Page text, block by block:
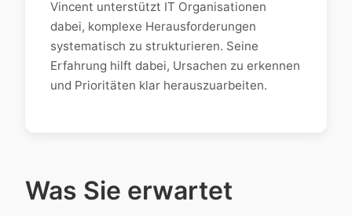
Vincent unterstützt IT Organisationen
dabei, komplexe Herausforderungen
systematisch zu strukturieren. Seine
Erfahrung hilft dabei, Ursachen zu erkennen
und Prioritäten klar herauszuarbeiten.
Was Sie erwartet